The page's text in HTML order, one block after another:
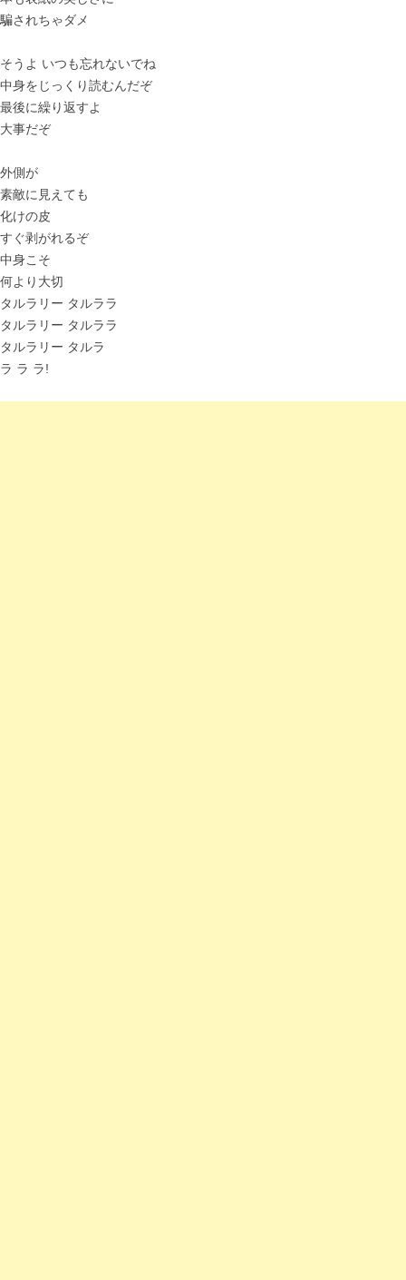
騙されちゃダメ
そうよ いつも忘れないでね
中身をじっくり読むんだぞ
最後に繰り返すよ
大事だぞ
外側が
素敵に見えても
化けの皮
すぐ剥がれるぞ
中身こそ
何より大切
タルラリー タルララ
タルラリー タルララ
タルラリー タルラ
ラ ラ ラ!